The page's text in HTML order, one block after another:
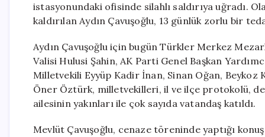
istasyonundaki ofisinde silahlı saldırıya uğradı.
kaldırılan Aydın Çavuşoğlu, 13 günlük zorlu bir
Aydın Çavuşoğlu için bugün Türkler Merkez
Valisi Hulusi Şahin, AK Parti Genel Başkan
Milletvekili Eyyüp Kadir İnan, Sinan Oğan, Beykoz
Öner Öztürk, milletvekilleri, il ve ilçe protokolü,
ailesinin yakınları ile çok sayıda vatandaş katıldı.
Mevlüt Çavuşoğlu, cenaze töreninde yaptığı